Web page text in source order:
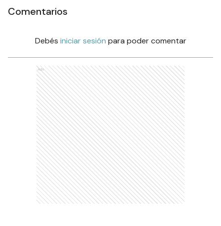
Comentarios
Debés iniciar sesión para poder comentar
Ads